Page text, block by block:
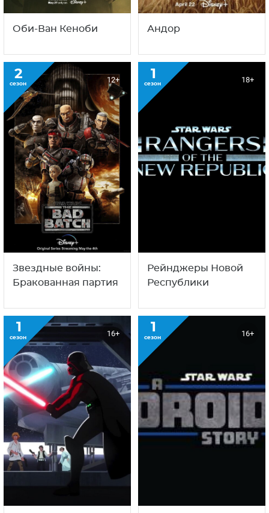
Оби-Ван Кеноби Андор
2
сезон 12+
Звездные войны:
Бракованная партия
1
сезон 18+
Рейнджеры Новой
Республики
1
сезон 16+ 1
сезон 16+